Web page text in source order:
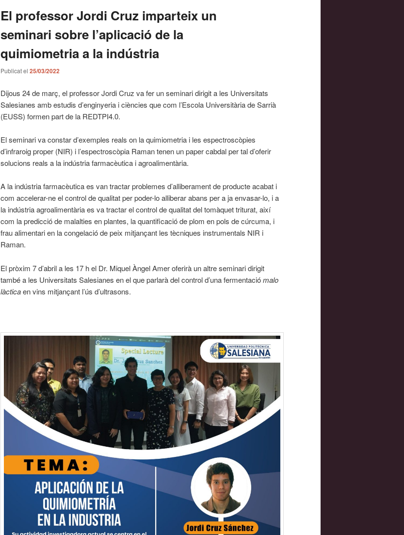
El professor Jordi Cruz imparteix un
seminari sobre l’aplicació de la
quimiometria a la indústria
Publicat el 25/03/2022
Dijous 24 de març, el professor Jordi Cruz va fer un seminari dirigit a les Universitats
Salesianes amb estudis d’enginyeria i ciències que com l’Escola Universitària de Sarrià
(EUSS) formen part de la REDTPI4.0.
El seminari va constar d’exemples reals on la quimiometria i les espectroscòpies
d’infraroig proper (NIR) i l’espectroscòpia Raman tenen un paper cabdal per tal d’oferir
solucions reals a la indústria farmacèutica i agroalimentària.
A la indústria farmacèutica es van tractar problemes d’alliberament de producte acabat i
com accelerar-ne el control de qualitat per poder-lo alliberar abans per a ja envasar-lo, i a
la indústria agroalimentària es va tractar el control de qualitat del tomàquet triturat, així
com la predicció de malalties en plantes, la quantificació de plom en pols de cúrcuma, i
frau alimentari en la congelació de peix mitjançant les tècniques instrumentals NIR i
Raman.
El pròxim 7 d’abril a les 17 h el Dr. Miquel Àngel Amer oferirà un altre seminari dirigit
també a les Universitats Salesianes en el que parlarà del control d’una fermentaciómalo
làcticaen vins mitjançant l’ús d’ultrasons.